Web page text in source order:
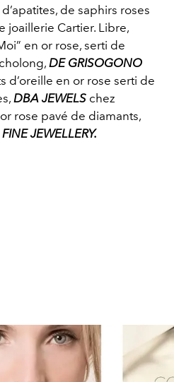
de saphirs roses
joaillerie Cartier. Libre,
en or rose, serti de
DE GRISOGONO
d’oreille en or rose serti de
DBA JEWELS chez
rose pavé de diamants,
JEWELLERY.